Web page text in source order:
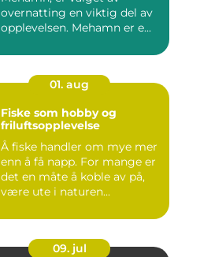
overnatting en viktig del av
opplevelsen. Mehamn er e...
01. aug
Fiske som hobby og
friluftsopplevelse
Å fiske handler om mye mer
enn å få napp. For mange er
det en måte å koble av på,
være ute i naturen...
09. jul